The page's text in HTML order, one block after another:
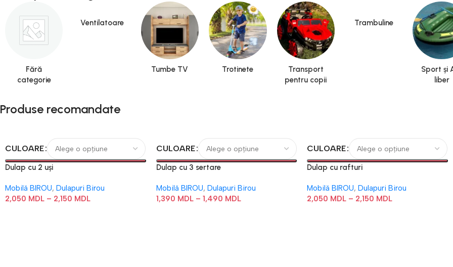
Fără
categorie
Ventilatoare
Tumbe TV Trotinete
Transport
pentru copii
Trambuline
Sport și
liber
Produse recomandate
CULOARE
Dulap cu 2 uși
Mobilă BIROU, Dulapuri Birou
2,050 MDL – 2,150 MDL
CULOARE
Dulap cu 3 sertare
Mobilă BIROU, Dulapuri Birou
1,390 MDL – 1,490 MDL
CULOARE
Dulap cu rafturi
Mobilă BIROU, Dulapuri Birou
2,050 MDL – 2,150 MDL